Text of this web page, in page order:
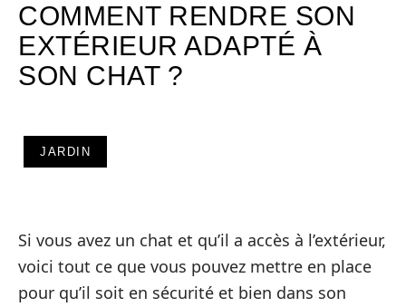
COMMENT RENDRE SON
EXTÉRIEUR ADAPTÉ À
SON CHAT ?
JARDIN
Si vous avez un chat et qu’il a accès à l’extérieur,
voici tout ce que vous pouvez mettre en place
pour qu’il soit en sécurité et bien dans son